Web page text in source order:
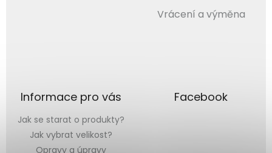
Vrácení a výměna
Informace pro vás
Jak se starat o produkty?
Jak vybrat velikost?
Opravy a úpravy
Facebook